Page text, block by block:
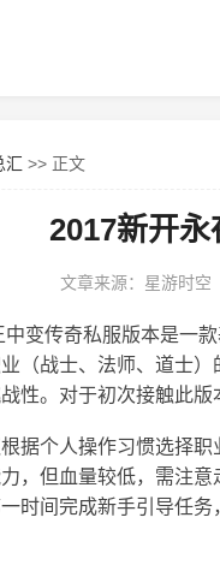
汇 >> 正文
2017新开
文章来源：星游时空
变传奇私服版本是一
（战士、法师、道士
性。对于初次接触此
据个人操作习惯选择
，但血量较低，需注
时间完成新手引导任